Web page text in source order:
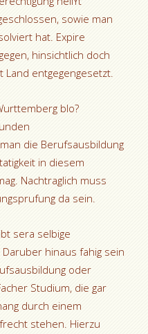
sowie man
hat. Expire
hinsichtlich doch
Land entgegengesetzt.
blo?
die Berufsausbildung
in diesem
Nachtraglich muss
da sein.
sera selbige
hinaus fahig sein
oder
Studium, die gar
durch einem
stehen. Hierzu